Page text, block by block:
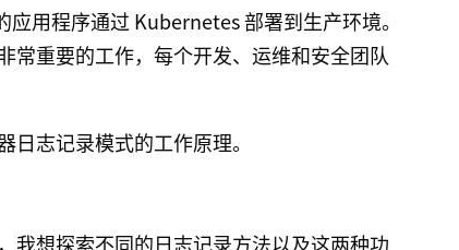
用程序通过 Kubernetes 部署到生产环境。
常重要的工作，每个开发、运维和安全团队
志记录模式的工作原理。
我想探索不同的日志记录方法以及这两种功